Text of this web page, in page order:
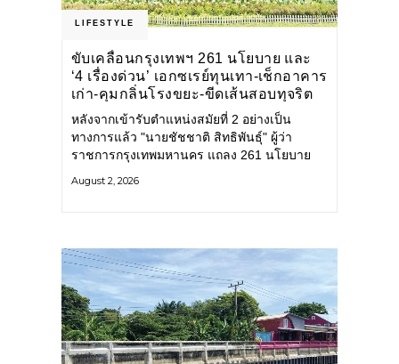
LIFESTYLE
ขับเคลื่อนกรุงเทพฯ 261 นโยบาย และ
‘4 เรื่องด่วน’ เอกซเรย์ทุนเทา-เช็กอาคาร
เก่า-คุมกลิ่นโรงขยะ-ขีดเส้นสอบทุจริต
หลังจากเข้ารับตำแหน่งสมัยที่ 2 อย่างเป็น
ทางการแล้ว "นายชัชชาติ สิทธิพันธุ์" ผู้ว่า
ราชการกรุงเทพมหานคร แถลง 261 นโยบาย
ยุทธศาสตร์ จัดทำตัวชี้วัด
August 2, 2026